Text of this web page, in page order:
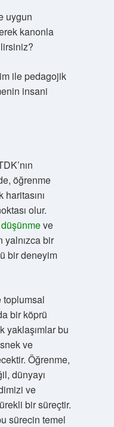
uygun
kanonla
ile pedagojik
insani
öğrenme
olur.
ve
yalnızca bir
bir deneyim
toplumsal
bir köprü
yaklaşımlar bu
ve
Öğrenme,
dünyayı
ve
bir süreçtir.
sürecin temel